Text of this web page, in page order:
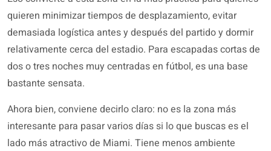
quieren minimizar tiempos de desplazamiento, evitar
demasiada logística antes y después del partido y dormir
relativamente cerca del estadio. Para escapadas cortas de
dos o tres noches muy centradas en fútbol, es una base
bastante sensata.
Ahora bien, conviene decirlo claro: no es la zona más
interesante para pasar varios días si lo que buscas es el
lado más atractivo de Miami. Tiene menos ambiente